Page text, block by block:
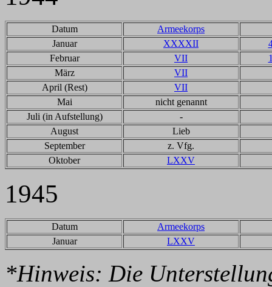
Datum
Armeekorps
Januar
XXXXII
Februar
VII
März
VII
April (Rest)
VII
Mai
nicht genannt
Juli (in Aufstellung)
-
August
Lieb
September
z. Vfg.
Oktober
LXXV
1945
Datum
Armeekorps
Januar
LXXV
*Hinweis: Die